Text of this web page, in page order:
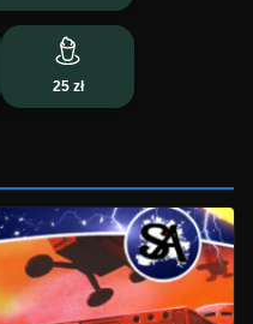
25 zł